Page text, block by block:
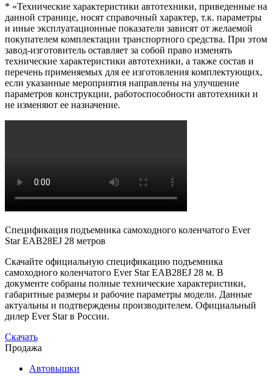
* «Технические характеристики автотехники, приведенные на
данной странице, носят справочный характер, т.к. параметры
и иные эксплуатационные показатели зависят от желаемой
покупателем комплектации транспортного средства. При этом
завод-изготовитель оставляет за собой право изменять
технические характеристики автотехники, а также состав и
перечень применяемых для ее изготовления комплектующих,
если указанные мероприятия направлены на улучшение
параметров конструкции, работоспособности автотехники и
не изменяют ее назначение.
Спецификация подъемника самоходного коленчатого Ever
Star EAB28EJ 28 метров
Скачайте официальную спецификацию подъемника
самоходного коленчатого Ever Star EAB28EJ 28 м. В
документе собраны полные технические характеристики,
габаритные размеры и рабочие параметры модели. Данные
актуальны и подтверждены производителем. Официальный
дилер Ever Star в России.
Скачать
Продажа
Автовышки